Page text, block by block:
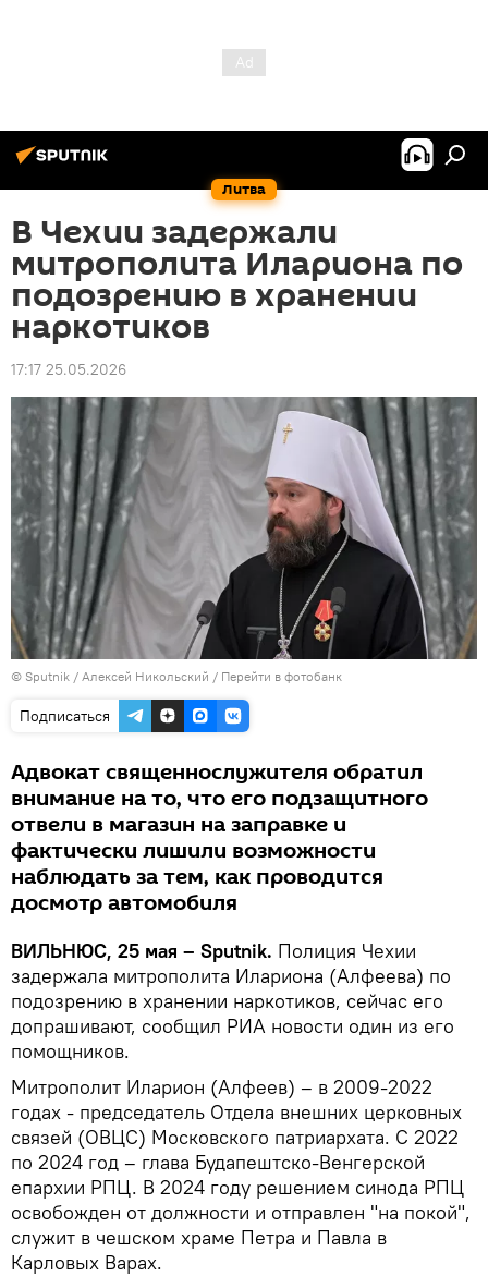
Литва
В Чехии задержали
митрополита Илариона по
подозрению в хранении
наркотиков
17:17 25.05.2026
© Sputnik / Алексей Никольский / Перейти в фотобанк
Подписаться
Адвокат священнослужителя обратил
внимание на то, что его подзащитного
отвели в магазин на заправке и
фактически лишили возможности
наблюдать за тем, как проводится
досмотр автомобиля
ВИЛЬНЮС, 25 мая – Sputnik. Полиция Чехии
задержала митрополита Илариона (Алфеева) по
подозрению в хранении наркотиков, сейчас его
допрашивают, сообщил РИА новости один из его
помощников.
Митрополит Иларион (Алфеев) – в 2009-2022
годах - председатель Отдела внешних церковных
связей (ОВЦС) Московского патриархата. С 2022
по 2024 год – глава Будапештско-Венгерской
епархии РПЦ. В 2024 году решением синода РПЦ
освобожден от должности и отправлен "на покой",
служит в чешском храме Петра и Павла в
Карловых Варах.